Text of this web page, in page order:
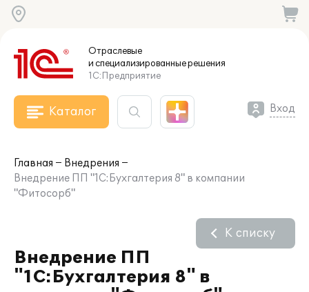
Отраслевые
и специализированныерешения
1С:Предприятие
Каталог Вход
Главная
Внедрения
Внедрение ПП "1C:Бухгалтерия 8" в компании
"Фитосорб"
Внедрение ПП
"1C:Бухгалтерия 8" в
К списку